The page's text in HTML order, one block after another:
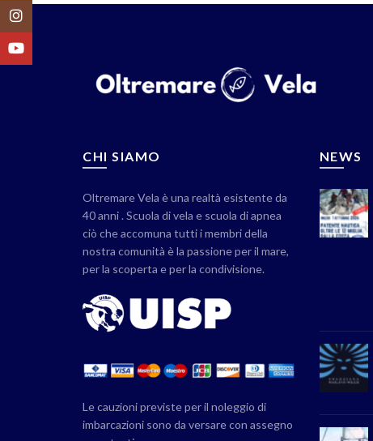
CHI SIAMO
Oltremare Vela è una realtà esistente da
40 anni . Scuola di vela e scuola di apnea
ciò che accomuna tutti i membri della
nostra comunità è la passione per il mare,
per la scoperta e per la condivisione.
Le cauzioni previste per il noleggio di
imbarcazioni sono da versare con assegno
NEWS